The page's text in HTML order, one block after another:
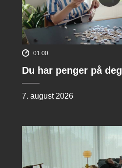
01:00
Du har penger på deg
7. august 2026